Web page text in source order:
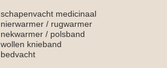
schapenvacht medicinaal
nierwarmer / rugwarmer
nekwarmer / polsband
wollen knieband
bedvacht